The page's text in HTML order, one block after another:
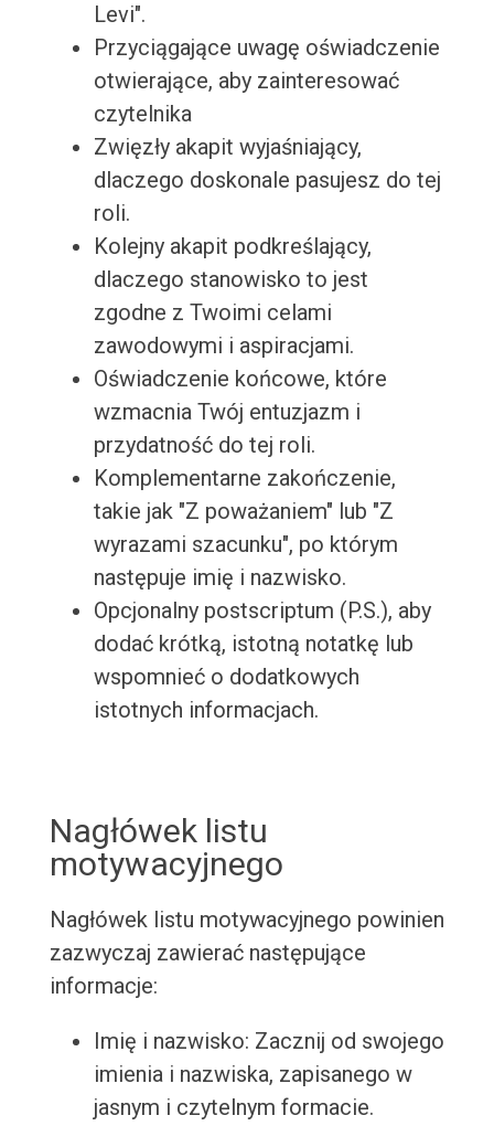
Levi".
Przyciągające uwagę oświadczenie
otwierające, aby zainteresować
czytelnika
Zwięzły akapit wyjaśniający,
dlaczego doskonale pasujesz do tej
roli.
Kolejny akapit podkreślający,
dlaczego stanowisko to jest
zgodne z Twoimi celami
zawodowymi i aspiracjami.
Oświadczenie końcowe, które
wzmacnia Twój entuzjazm i
przydatność do tej roli.
Komplementarne zakończenie,
takie jak "Z poważaniem" lub "Z
wyrazami szacunku", po którym
następuje imię i nazwisko.
Opcjonalny postscriptum (P.S.), aby
dodać krótką, istotną notatkę lub
wspomnieć o dodatkowych
istotnych informacjach.
Nagłówek listu
motywacyjnego
Nagłówek listu motywacyjnego powinien
zazwyczaj zawierać następujące
informacje:
Imię i nazwisko: Zacznij od swojego
imienia i nazwiska, zapisanego w
jasnym i czytelnym formacie.